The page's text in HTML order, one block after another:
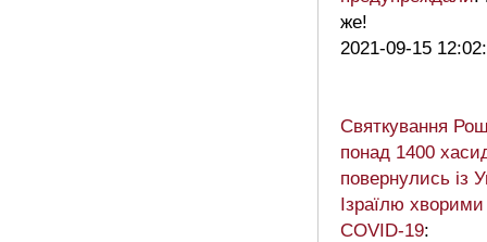
же!
2021-09-15
Святкування
понад 1400
повернулись із
Ізраїлю
COVID-19: